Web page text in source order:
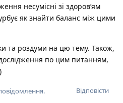
несумісні зі здоров’ям
як знайти баланс між цими
та роздуми на цю тему. Також,
дослідження по цим питанням,
Відповісти